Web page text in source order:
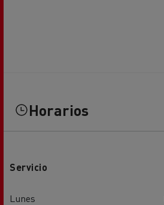
Horarios
Servicio
Lunes